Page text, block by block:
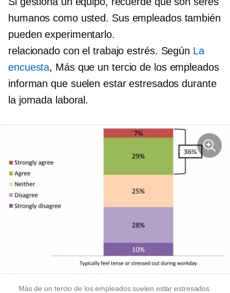
humanos como usted. Sus empleados también
pueden experimentarlo.
relacionado con el trabajo estrés. Según La
encuesta, Más que un tercio de los empleados
informan que suelen estar estresados ​​durante
la jornada laboral.
Más de un tercio de los empleados suelen estar estresados ​​